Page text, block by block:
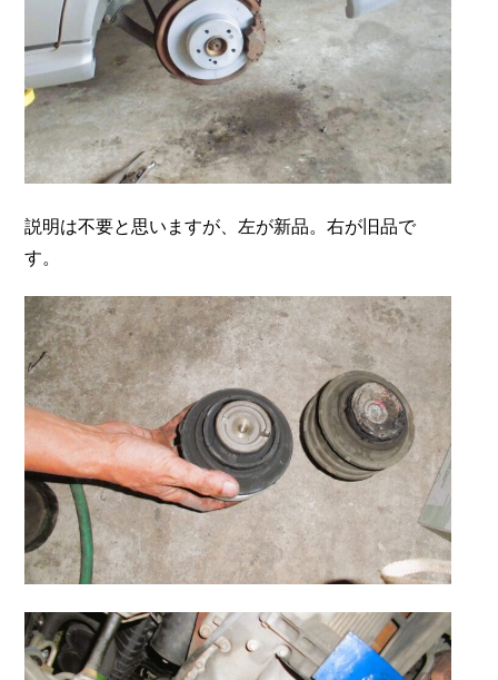
説明は不要と思いますが、左が新品。右が旧品で
す。